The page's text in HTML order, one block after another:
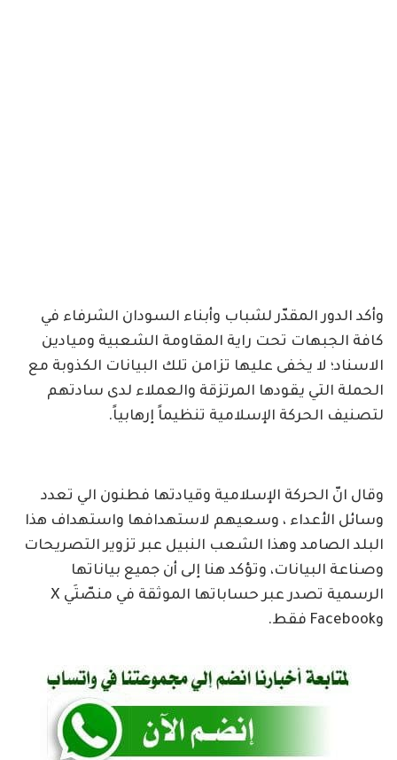
وأكد الدور المقدّر لشباب وأبناء السودان الشرفاء في
كافة الجبهات تحت راية المقاومة الشعبية وميادين
الاسناد؛ لا يخفى عليها تزامن تلك البيانات الكذوبة مع
الحملة التي يقودها المرتزقة والعملاء لدى سادتهم
لتصنيف الحركة الإسلامية تنظيماً إرهابياً.
وقال انّ الحركة الإسلامية وقيادتها فطنون الي تعدد
وسائل الأعداء ، وسعيهم لاستهدافها واستهداف هذا
البلد الصامد وهذا الشعب النبيل عبر تزوير التصريحات
وصناعة البيانات، وتؤكد هنا إلى أن جميع بياناتها
الرسمية تصدر عبر حساباتها الموثقة في منصّتَي X
وFacebook فقط.